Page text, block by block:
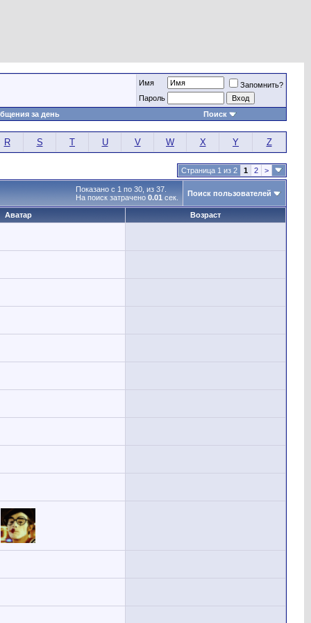
Имя
Запомнить?
Пароль
за день
Поиск
R S T U V W X Y Z
Страница 1 из 2 1 2 >
Показано с 1 по 30, из 37.
На поиск затрачено 0.01 сек. Поиск пользователей
Аватар Возраст